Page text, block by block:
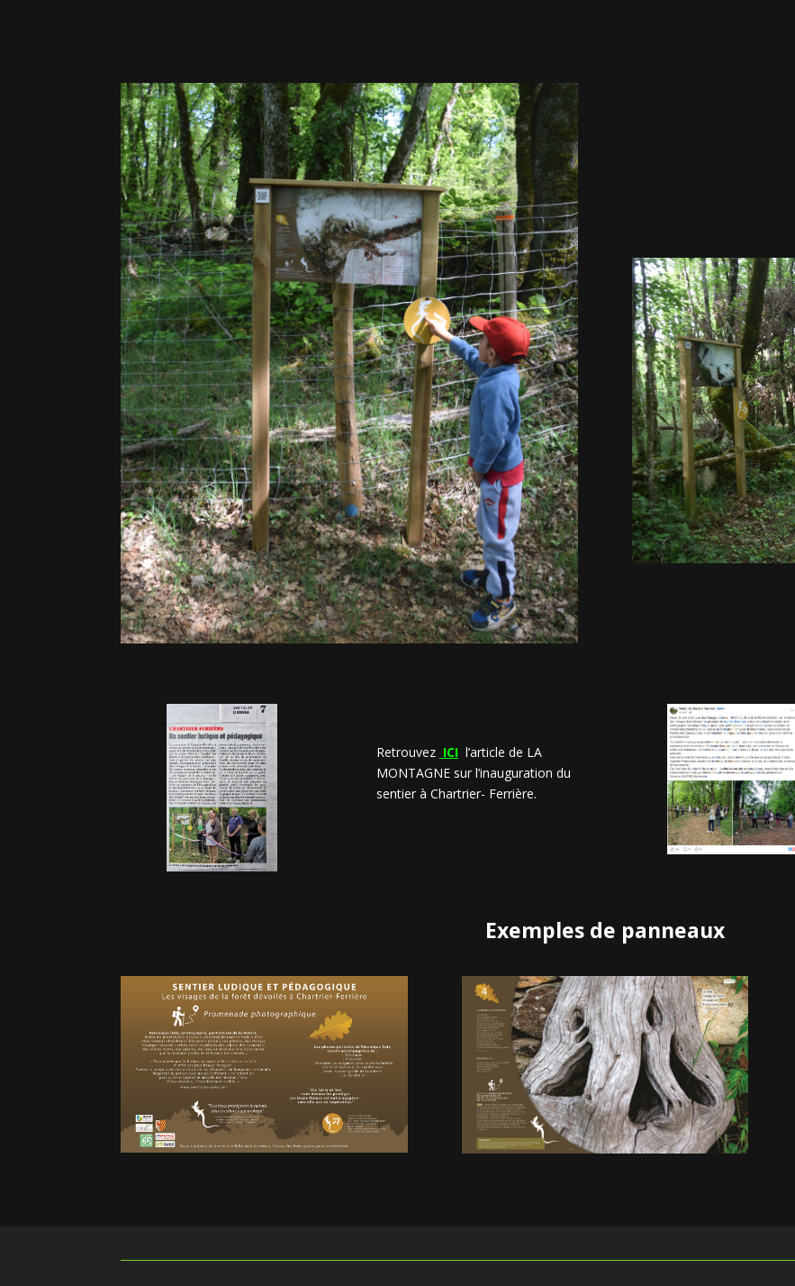
Retrouvez ICI l’article de LA
MONTAGNE sur l’inauguration du
sentier à Chartrier- Ferrière.
Exemples de panneaux